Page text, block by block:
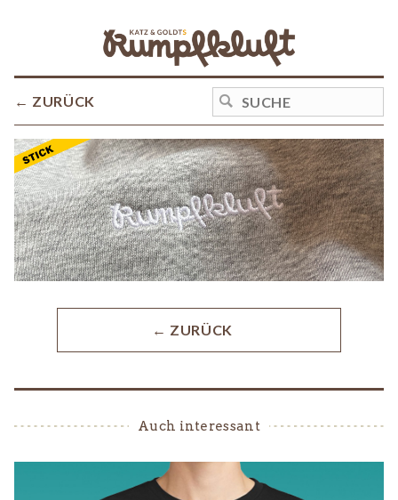
← ZURÜCK
← ZURÜCK
Auch interessant